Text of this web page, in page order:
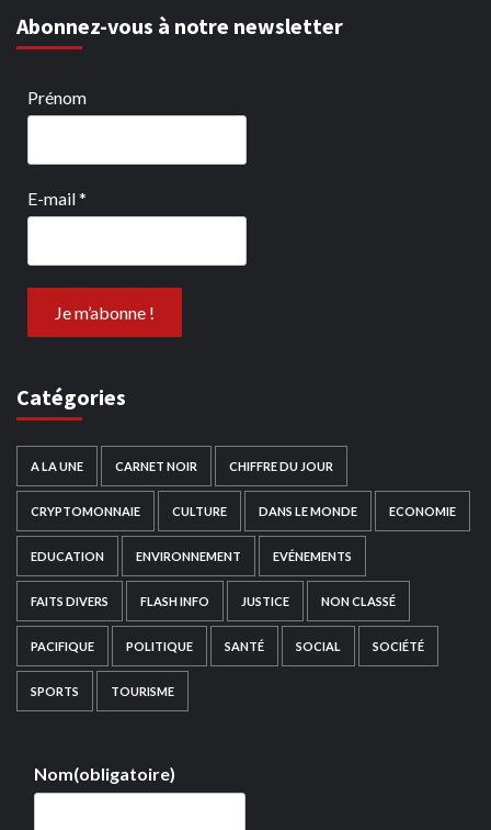
Abonnez-vous à notre newsletter
Prénom
E-mail*
Catégories
A LA UNE CARNET NOIR CHIFFRE DU JOUR
CRYPTOMONNAIE CULTURE DANS LE MONDE ECONOMIE
EDUCATION ENVIRONNEMENT EVÉNEMENTS
FAITS DIVERS FLASH INFO JUSTICE NON CLASSÉ
PACIFIQUE POLITIQUE SANTÉ SOCIAL SOCIÉTÉ
SPORTS TOURISME
Nom(obligatoire)